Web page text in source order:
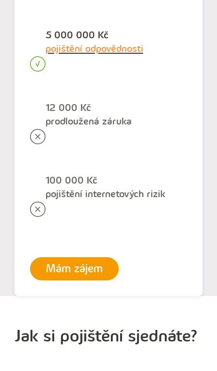
5 000 000 Kč
pojištění odpovědnosti
12 000 Kč
prodloužená záruka
100 000 Kč
pojištění internetových rizik
Mám zájem
Jak si pojištění sjednáte?